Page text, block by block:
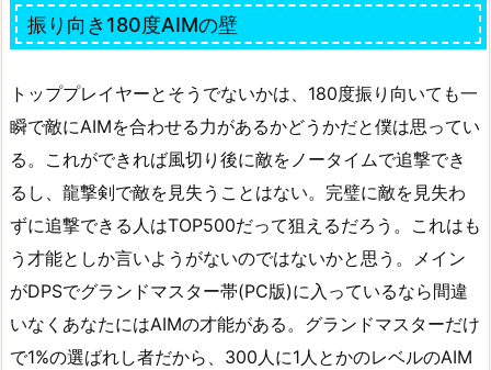
振り向き180度AIMの壁
トッププレイヤーとそうでないかは、180度振り向いても一
瞬で敵にAIMを合わせる力があるかどうかだと僕は思ってい
る。これができれば風切り後に敵をノータイムで追撃でき
るし、龍撃剣で敵を見失うことはない。完璧に敵を見失わ
ずに追撃できる人はTOP500だって狙えるだろう。これはも
う才能としか言いようがないのではないかと思う。メイン
がDPSでグランドマスター帯(PC版)に入っているなら間違
いなくあなたにはAIMの才能がある。グランドマスターだけ
で1%の選ばれし者だから、300人に1人とかのレベルのAIM